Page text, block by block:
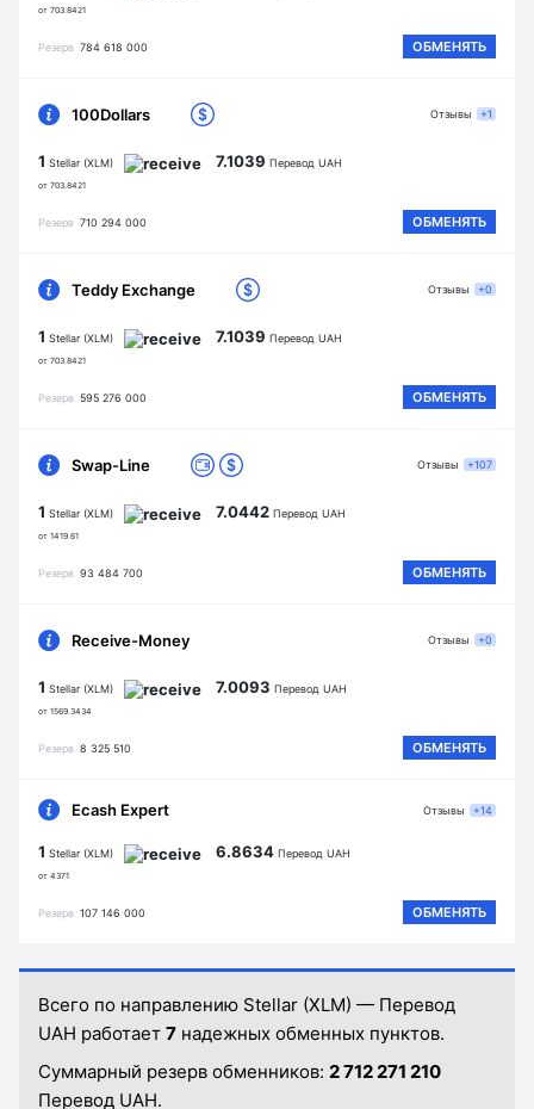
от 703.8421
Резерв 784 618 000 ОБМЕНЯТЬ
100Dollars
1 Stellar (XLM)
от 703.8421
7.1039 Перевод UAH
Резерв 710 294 000 ОБМЕНЯТЬ
Отзывы +1
Teddy Exchange
1 Stellar (XLM)
от 703.8421
7.1039 Перевод UAH
Резерв 595 276 000 ОБМЕНЯТЬ
Отзывы +0
Swap-Line
1 Stellar (XLM)
от 1419.61
7.0442 Перевод UAH
Резерв 93 484 700 ОБМЕНЯТЬ
Отзывы +107
Receive-Money
1 Stellar (XLM)
от 1569.3434
7.0093 Перевод UAH
Резерв 8 325 510 ОБМЕНЯТЬ
Отзывы +0
Ecash Expert
1 Stellar (XLM)
от 4371
6.8634 Перевод UAH
Резерв 107 146 000 ОБМЕНЯТЬ
Отзывы +14
Всего по направлению Stellar (XLM) — Перевод
UAH работает 7 надежных обменных пунктов.
Суммарный резерв обменников: 2 712 271 210
Перевод UAH.